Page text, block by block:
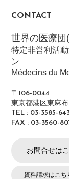
CONTACT
世界の医療
特定非営利活
ン
Médecins du
〒106-0044
東京都港区東麻
TEL : 03-3585-
FAX : 03-3560-
お問合せは
資料請求はこち